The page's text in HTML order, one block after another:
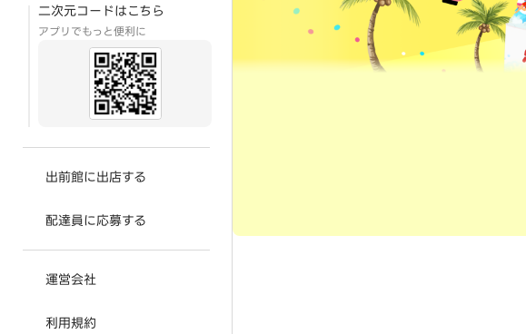
二次元コードはこちら
アプリでもっと便利に
出前館に出店する
配達員に応募する
運営会社
利用規約